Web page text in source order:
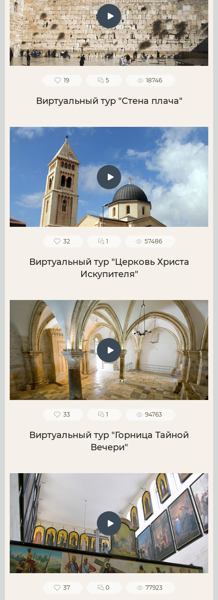
19 5 18746
Виртуальный тур "Стена плача"
32 1 57486
Виртуальный тур "Церковь Христа
Искупителя"
33 1 94763
Виртуальный тур "Горница Тайной
Вечери"
37 0 77923